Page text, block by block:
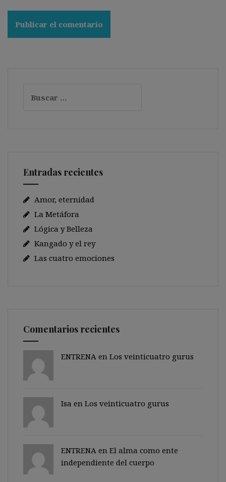
Entradas recientes
Amor, eternidad
La Metáfora
Lógica y Belleza
Kangado y el rey
Las cuatro emociones
Comentarios recientes
ENTRENA en Los veinticuatro gurus
Isa en Los veinticuatro gurus
ENTRENA en El alma como ente
independiente del cuerpo